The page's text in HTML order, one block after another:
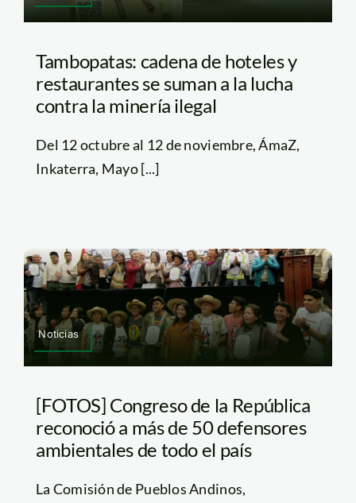
Tambopatas: cadena de hoteles y
restaurantes se suman a la lucha
contra la minería ilegal
Del 12 octubre al 12 de noviembre, ÁmaZ,
Inkaterra, Mayo [...]
Noticias
[FOTOS] Congreso de la República
reconoció a más de 50 defensores
ambientales de todo el país
La Comisión de Pueblos Andinos,